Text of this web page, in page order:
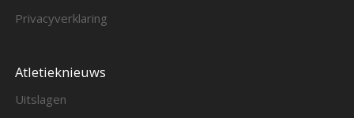
Privacyverklaring
Atletieknieuws
Uitslagen